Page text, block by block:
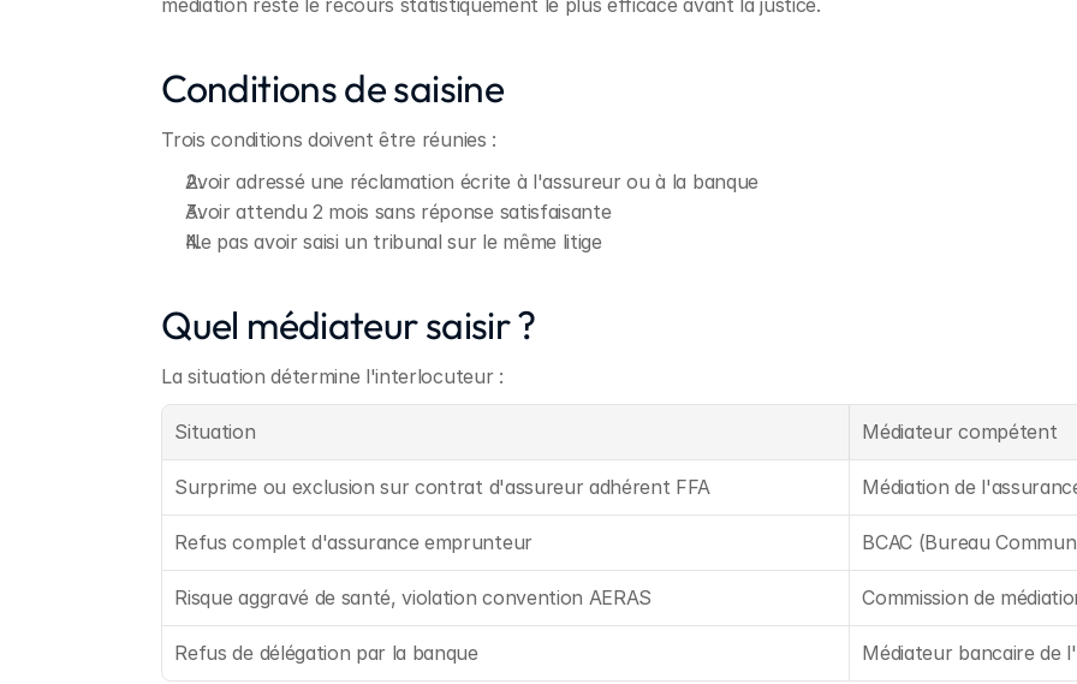
médiation reste le recours statistiquement le plus efficace avant la justice.
Conditions de saisine
Trois conditions doivent être réunies :
Avoir adressé une réclamation écrite à l'assureur ou à la banque
Avoir attendu 2 mois sans réponse satisfaisante
Ne pas avoir saisi un tribunal sur le même litige
Quel médiateur saisir ?
La situation détermine l'interlocuteur :
Situation Médiateur compétent
Surprime ou exclusion sur contrat d'assureur adhérent FFA Médiation de
Refus complet d'assurance emprunteur BCAC (Bureau
Risque aggravé de santé, violation convention AERAS Commission de
Refus de délégation par la banque Médiateur bancaire de